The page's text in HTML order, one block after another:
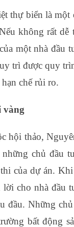
thự biển là
không rất
một nhà đầu
trì được quy
chế rủi ro.
vàng
hội thảo,
chủ đầu
của dự án.
lời cho nhà đầu
đầu. Những
bất động